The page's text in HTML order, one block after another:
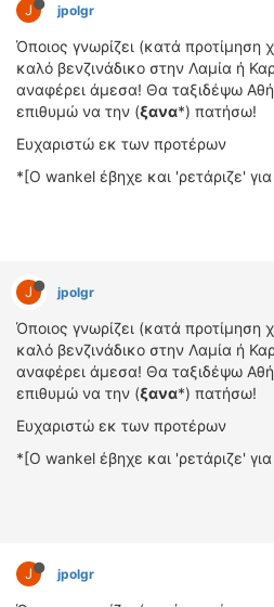
J jpolgr
Όποιος γνωρίζει (κατά προτίμηση
καλό βενζινάδικο στην Λαμία ή
αναφέρει άμεσα! Θα ταξιδέψω
επιθυμώ να την (ξανα*) πατήσω!
Ευχαριστώ εκ των προτέρων
*[Ο wankel έβηχε και 'ρετάριζε'
J jpolgr
Όποιος γνωρίζει (κατά προτίμηση
καλό βενζινάδικο στην Λαμία ή
αναφέρει άμεσα! Θα ταξιδέψω
επιθυμώ να την (ξανα*) πατήσω!
Ευχαριστώ εκ των προτέρων
*[Ο wankel έβηχε και 'ρετάριζε'
J jpolgr
ΟΔΟΙΠΟΡΙΚΑ
VIDEO
4TTV
ΝΕΑ ΜΟΝΤΕΛΑ
ΑΓΩΝΕΣ
CANDID CAMERA
ΠΕΡΙΒΑΛΛΟΝ
ΔΟΚΙΜΕΣ – ΠΑΡΟΥΣΙΑΣΕΙΣ
ΕΙΔΗΣΕΙΣ
ΑΓΩΝΕΣ
FORMULA 1
ΤΙΜΕΣ